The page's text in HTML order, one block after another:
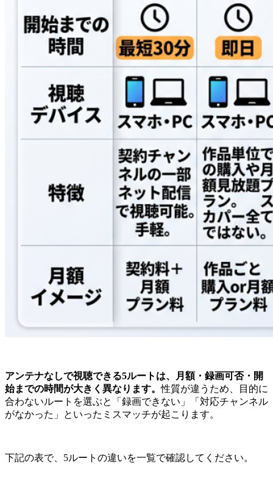
アンテナなしで視聴できる5ルートは、月額・録画可否・開
始までの時間が大きく異なります。性質が違うため、目的に
合わないルートを選ぶと「録画できない」「対応チャンネル
がなかった」といったミスマッチが起こります。
下記の表で、5ルートの違いを一覧で確認してください。